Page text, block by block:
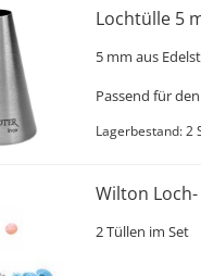
Lochtülle 5
5 mm aus
Passend für
Lagerbestand: 2
Wilton
2 Tüllen im Set